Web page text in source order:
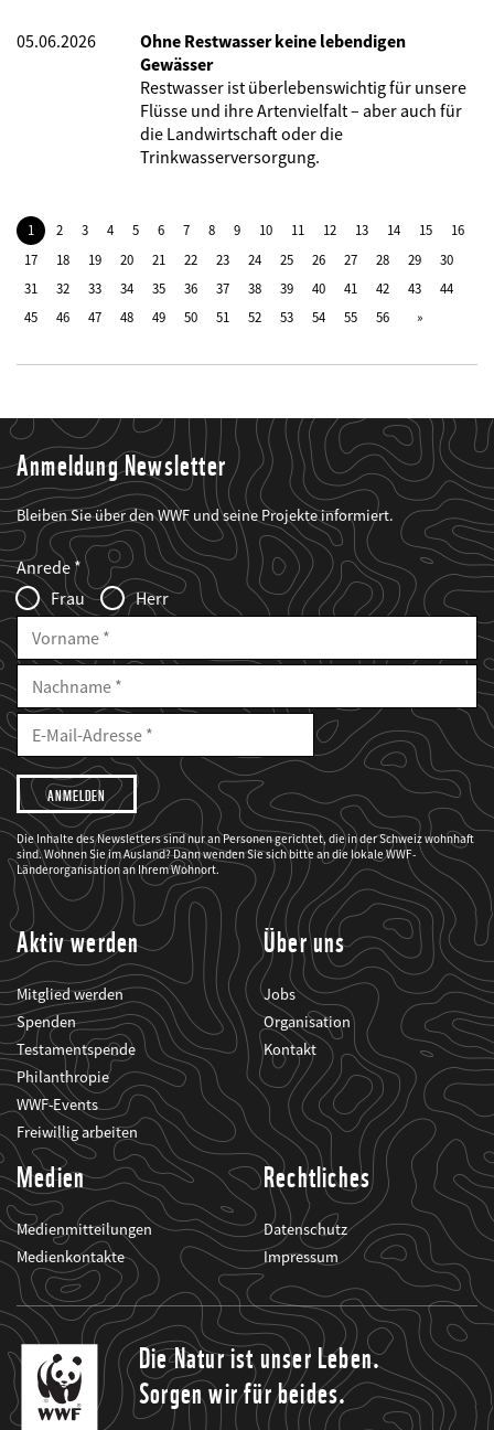
05.06.2026
Ohne Restwasser keine lebendigen
Gewässer
Restwasser ist überlebenswichtig für unsere
Flüsse und ihre Artenvielfalt – aber auch für
die Landwirtschaft oder die
Trinkwasserversorgung.
1 2 3 4 5 6 7 8 9 10 11 12 13 14 15
16
17
18 19 20 21 22 23 24 25 26 27 28 29
30
31
32 33 34 35 36 37 38 39 40 41 42 43
44
45
46 47 48 49 50 51 52 53 54 55 56
Anmeldung Newsletter
Bleiben Sie über den WWF und seine Projekte informiert.
Web2Case
Infofelder
Fieldset
anrede_name
Anrede
Frau
Herr
Vorname
Nachname
E-
Mailadresse
E-
Adresse
Ich
möchte,
dass
der
WWF
mich
über
seine
Projekte
informiert.
Die Inhalte des Newsletters sind nur an Personen gerichtet, die in der Schweiz wohnhaft
sind. Wohnen Sie im Ausland? Dann wenden Sie sich bitte an die lokale WWF-
Länderorganisation an Ihrem Wohnort.
Aktiv werden
Mitglied werden
Spenden
Testamentspende
Philanthropie
WWF-Events
Freiwillig arbeiten
Über uns
Jobs
Organisation
Kontakt
Medien
Medienmitteilungen
Medienkontakte
Rechtliches
Datenschutz
Impressum
Die Natur ist unser Leben.
Sorgen wir für beides.